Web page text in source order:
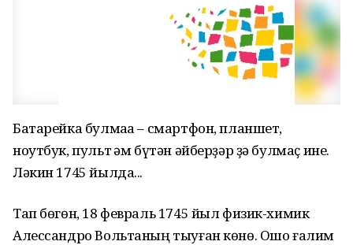
Батарейка булмаһа – смартфон, планшет,
ноутбук, пульт һәм бүтән әйберҙәр ҙә булмаҫ ине.
Ләкин 1745 йылда...
Тап бөгөн, 18 февраль 1745 йыл физик-химик
Алессандро Вольтаның тыуған көнө. Ошо ғалим